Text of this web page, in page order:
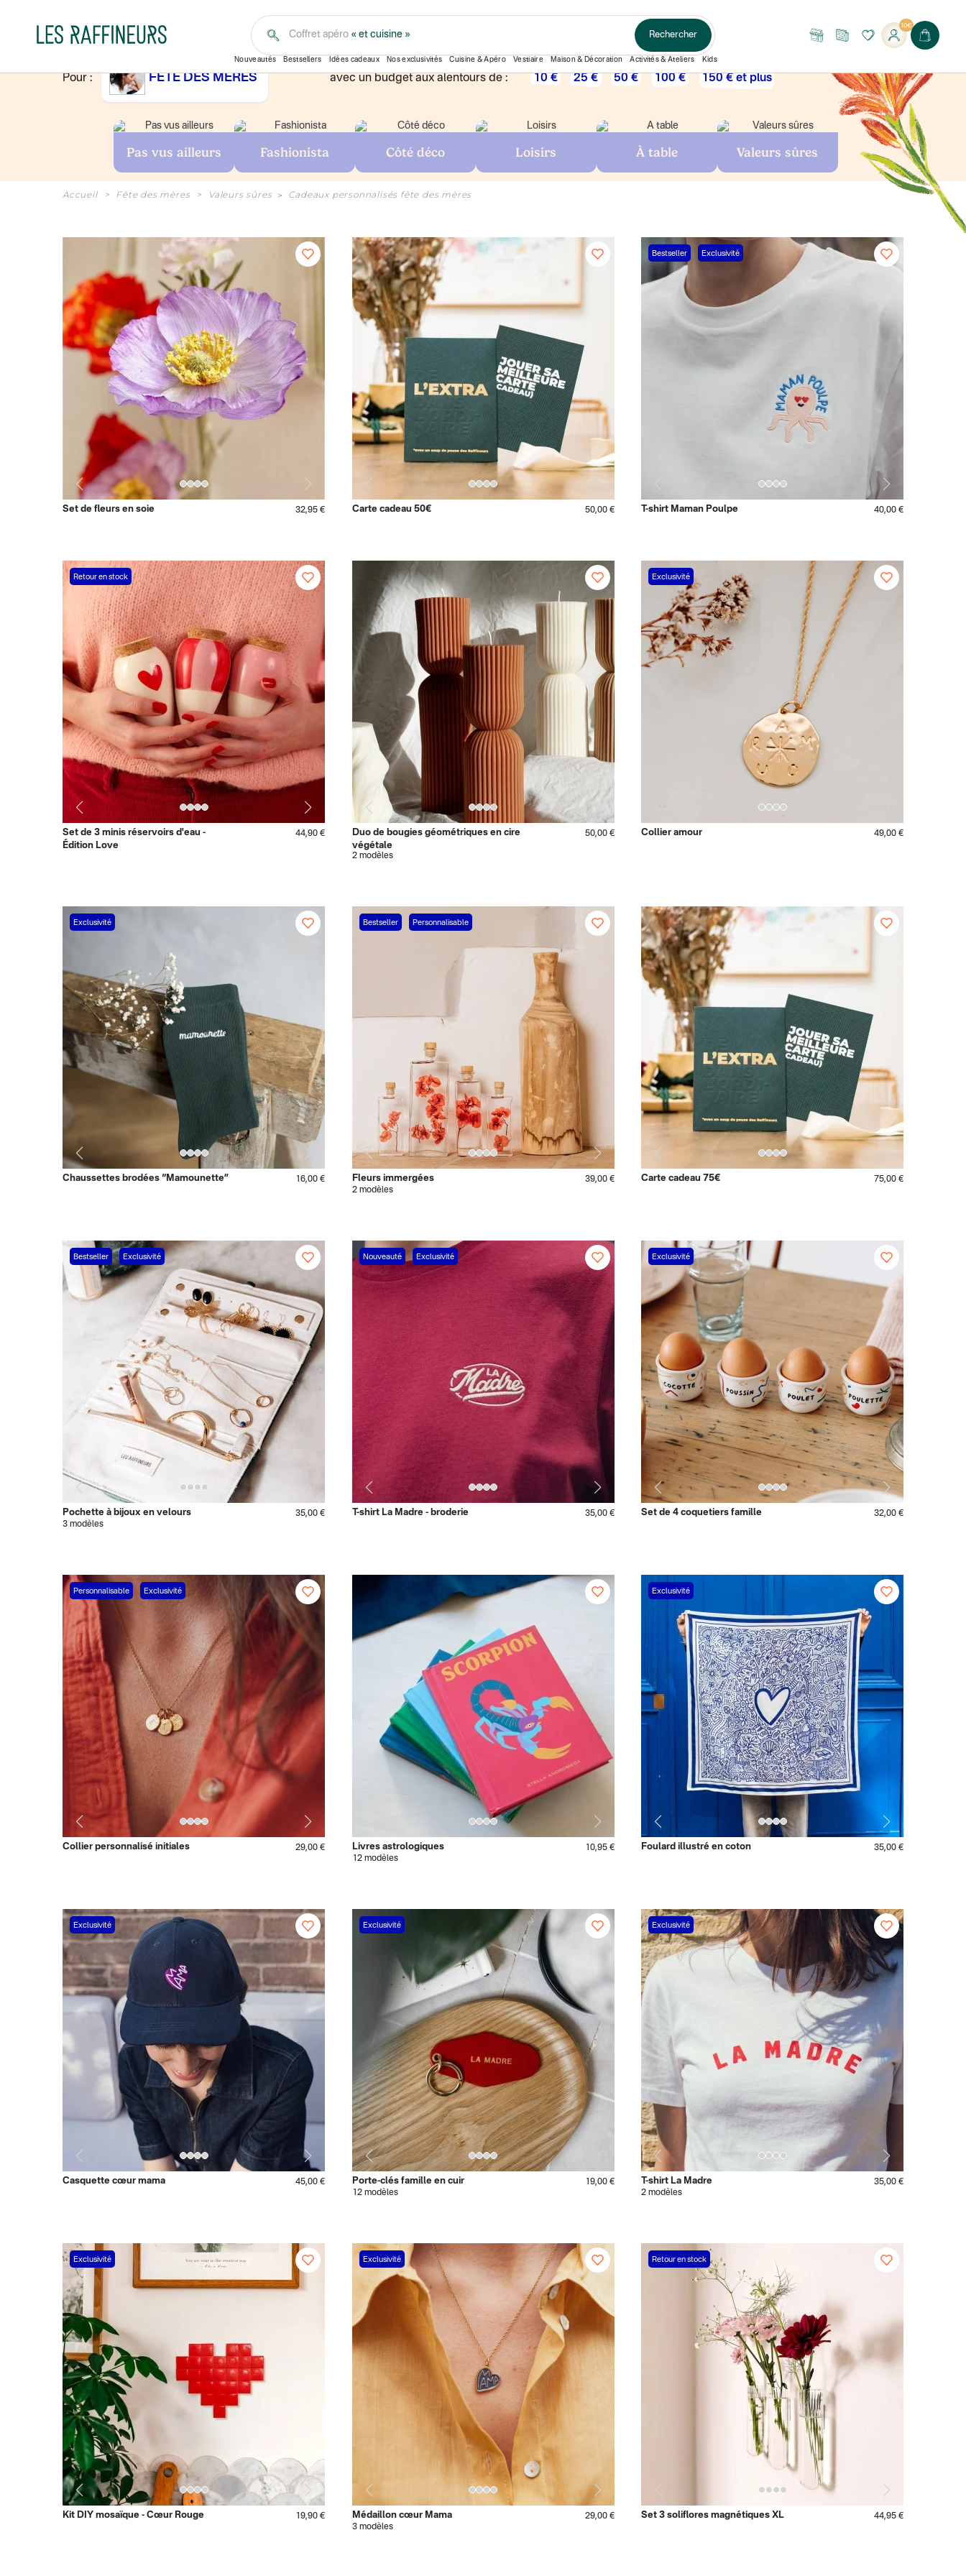
Équipement pour « la rentrée des classes » Rechercher
Nos
Le
10€
Nouveautés Bestsellers Idées cadeaux Nos exclusivités Cuisine & Apéro Vestiaire Maison & Décoration Activités & Ateliers Kids
Je cherche un cadeau
Pour : FÊTE DES MÈRES avec un budget aux alentours de : 10 € 25 € 50 € 100 € 150 € et plus
Pas vus ailleurs Fashionista Côté déco Loisirs À table Valeurs sûres
Accueil Fête des mères Valeurs sûres > Cadeaux personnalisés fête des mères
Set de fleurs en soie 32,95 € Carte cadeau 50€ 50,00 €
Bestseller Exclusivité
T-shirt Maman Poulpe 40,00 €
Retour en stock
Set de 3 minis réservoirs d'eau -
Édition Love
44,90 €
Duo de bougies géométriques en cire
végétale
50,00 €
2 modèles
Exclusivité
Collier amour 49,00 €
Exclusivité
Chaussettes brodées “Mamounette” 16,00 €
Bestseller Personnalisable
Fleurs immergées
39,00 €
2 modèles
Carte cadeau 75€ 75,00 €
Bestseller Exclusivité
Pochette à bijoux en velours
35,00 €
3 modèles
Nouveauté Exclusivité
T-shirt La Madre - broderie 35,00 €
Exclusivité
Set de 4 coquetiers famille 32,00 €
Personnalisable Exclusivité
Collier personnalisé initiales 29,00 € Livres astrologiques
10,95 €
12 modèles
Exclusivité
Foulard illustré en coton 35,00 €
Exclusivité
Casquette cœur mama 45,00 €
Exclusivité
Porte-clés famille en cuir
19,00 €
12 modèles
Exclusivité
T-shirt La Madre
35,00 €
2 modèles
Exclusivité
Kit DIY mosaïque - Cœur Rouge 19,90 €
Exclusivité
Médaillon cœur Mama
29,00 €
3 modèles
Retour en stock
Set 3 soliflores magnétiques XL 44,95 €